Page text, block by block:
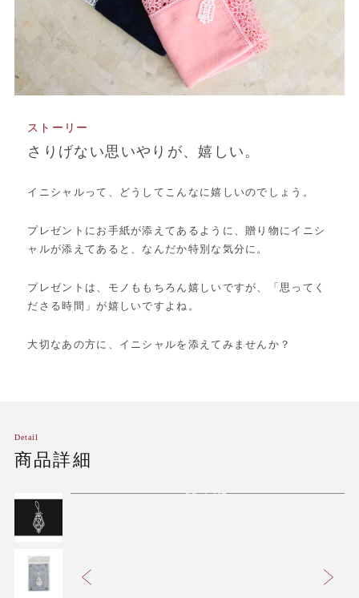
さりげない思いやりが、嬉しい。
ストーリー
イニシャルって、どうしてこんなに嬉しいのでしょう。
プレゼントにお手紙が添えてあるように、贈り物にイニシ
ャルが添えてあると、なんだか特別な気分に。
プレゼントは、モノももちろん嬉しいですが、「思ってく
ださる時間」が嬉しいですよね。
大切なあの方に、イニシャルを添えてみませんか？
商品詳細
Detail